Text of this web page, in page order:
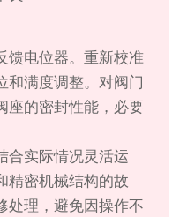
馈电位器。重新校准
和满度调整。对阀门
座的密封性能，必要
合实际情况灵活运
精密机械结构的故
处理，避免因操作不